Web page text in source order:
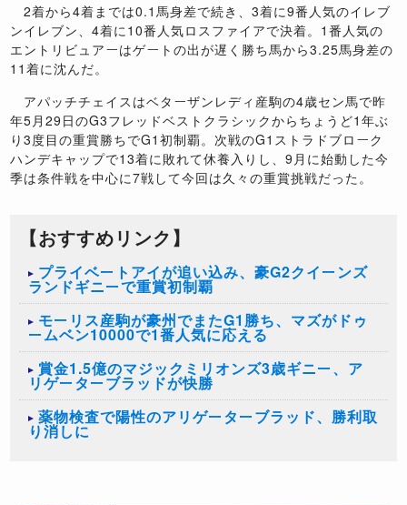
2着から4着までは0.1馬身差で続き、3着に9番人気のイレブ
ンイレブン、4着に10番人気ロスファイアで決着。1番人気の
エントリビュアーはゲートの出が遅く勝ち馬から3.25馬身差の
11着に沈んだ。
アパッチチェイスはベターザンレディ産駒の4歳セン馬で昨
年5月29日のG3フレッドベストクラシックからちょうど1年ぶ
り3度目の重賞勝ちでG1初制覇。次戦のG1ストラドブローク
ハンデキャップで13着に敗れて休養入りし、9月に始動した今
季は条件戦を中心に7戦して今回は久々の重賞挑戦だった。
【おすすめリンク】
プライベートアイが追い込み、豪G2クイーンズ
ランドギニーで重賞初制覇
モーリス産駒が豪州でまたG1勝ち、マズがドゥ
ームベン10000で1番人気に応える
賞金1.5億のマジックミリオンズ3歳ギニー、ア
リゲーターブラッドが快勝
薬物検査で陽性のアリゲーターブラッド、勝利取
り消しに